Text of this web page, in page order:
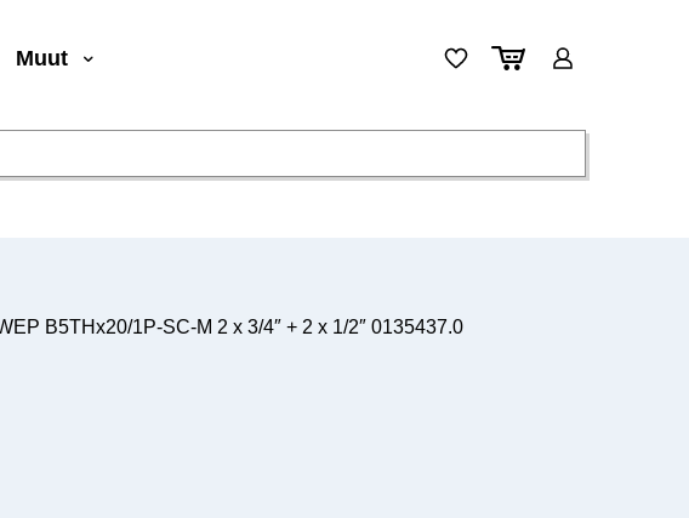
Muut
B5THx20/1P-SC-M 2 x 3/4″ + 2 x 1/2″ 0135437.0